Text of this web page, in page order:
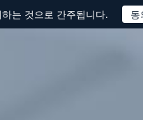
는 것으로 간주됩니다.